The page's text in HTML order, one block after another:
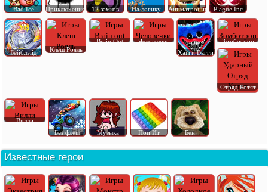
Bad Ice Приключения 12 замков На логику Аниматроник Plague Inc
Бейблэйд Клеш Рояль
Brain Out
Человечки
Хагги Вагги
Зомботрон
Отряд Котят
Вилли
Без флеш
Музыка Поп Ит Бен
Известные герои